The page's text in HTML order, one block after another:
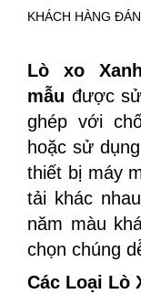
KHÁCH HÀNG
Lò xo
mẫu được
ghép với
hoặc sử
thiết bị máy
tải khác
năm màu
chọn chúng
Các Loại Lò